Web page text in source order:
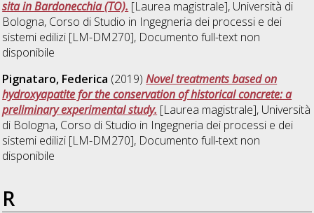
sita in Bardonecchia (TO). [Laurea magistrale], Università di
Bologna, Corso di Studio in Ingegneria dei processi e dei
sistemi edilizi [LM-DM270], Documento full-text non
disponibile
Pignataro, Federica (2019)Novel treatments based on
hydroxyapatite for the conservation of historical concrete: a
preliminary experimental study. [Laurea magistrale], Università
di Bologna, Corso di Studio in Ingegneria dei processi e dei
sistemi edilizi [LM-DM270], Documento full-text non
disponibile
R